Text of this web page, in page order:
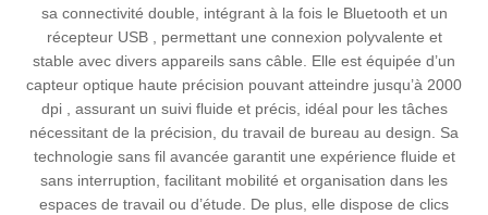
sa connectivité double, intégrant à la fois le Bluetooth et un
récepteur USB , permettant une connexion polyvalente et
stable avec divers appareils sans câble. Elle est équipée d’un
capteur optique haute précision pouvant atteindre jusqu’à 2000
dpi , assurant un suivi fluide et précis, idéal pour les tâches
nécessitant de la précision, du travail de bureau au design. Sa
technologie sans fil avancée garantit une expérience fluide et
sans interruption, facilitant mobilité et organisation dans les
espaces de travail ou d’étude. De plus, elle dispose de clics